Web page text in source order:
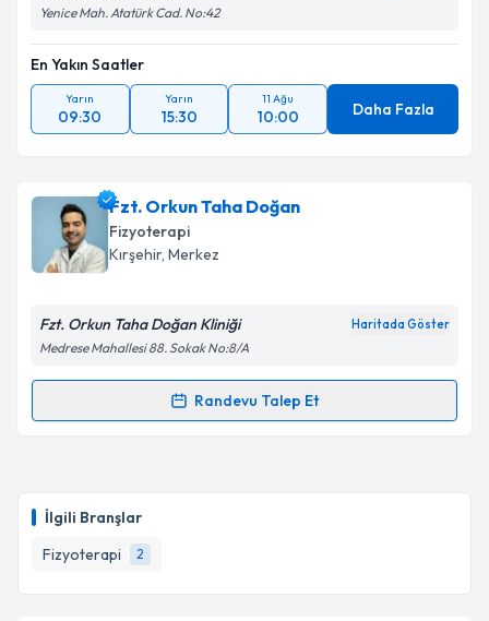
İlgili Branşlar
Fizyoterapi
2
Takvim Talebini Gönder
Yenice Mah. Atatürk Cad. No:42
En Yakın Saatler
Yarın
09:30
Yarın
15:30
11 Ağu
10:00 Daha Fazla
Fzt. Orkun Taha Doğan
Fizyoterapi
Kırşehir, Merkez
Fzt. Orkun Taha Doğan Kliniği Haritada Göster
Medrese Mahallesi 88. Sokak No:8/A
Randevu Talep Et
Randevu Takvimi Talebi
takvim hazırlandığında e-posta ile bilgilendireceğiz.
E-posta Adresiniz